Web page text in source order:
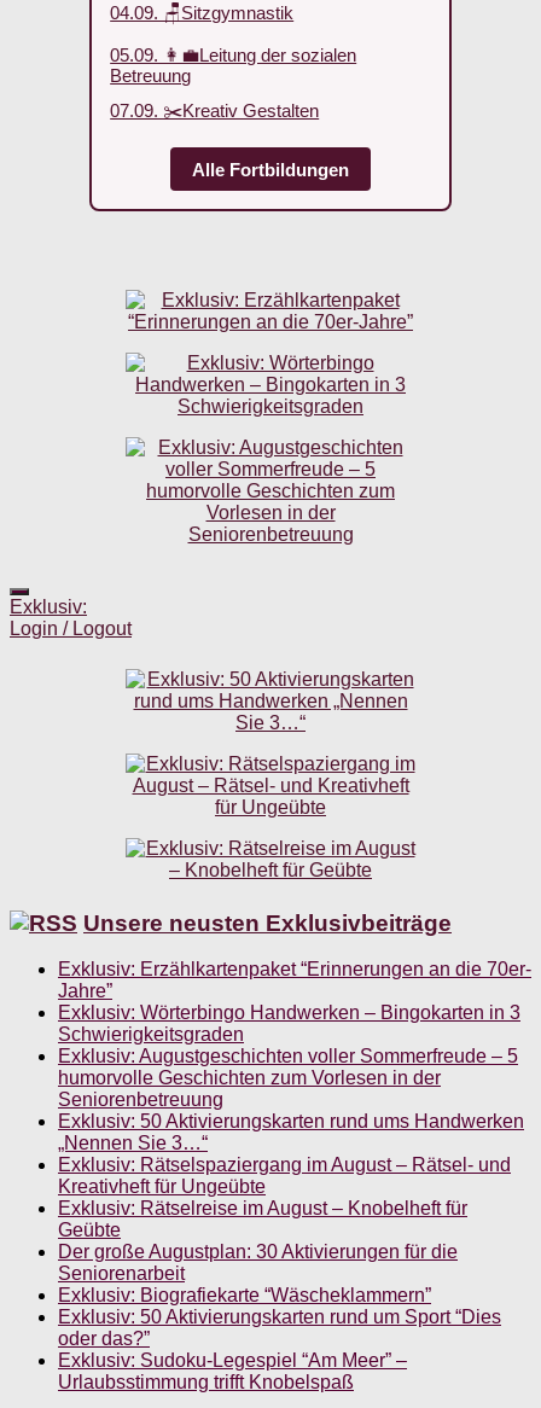
04.09. 🪑Sitzgymnastik
05.09. 👩‍💼Leitung der sozialen
Betreuung
07.09. ✂️Kreativ Gestalten
Alle Fortbildungen
Exklusiv:
Login / Logout
Unsere neusten Exklusivbeiträge
Exklusiv: Erzählkartenpaket “Erinnerungen an die 70er-
Jahre”
Exklusiv: Wörterbingo Handwerken – Bingokarten in 3
Schwierigkeitsgraden
Exklusiv: Augustgeschichten voller Sommerfreude – 5
humorvolle Geschichten zum Vorlesen in der
Seniorenbetreuung
Exklusiv: 50 Aktivierungskarten rund ums Handwerken
„Nennen Sie 3…“
Exklusiv: Rätselspaziergang im August – Rätsel- und
Kreativheft für Ungeübte
Exklusiv: Rätselreise im August – Knobelheft für
Geübte
Der große Augustplan: 30 Aktivierungen für die
Seniorenarbeit
Exklusiv: Biografiekarte “Wäscheklammern”
Exklusiv: 50 Aktivierungskarten rund um Sport “Dies
oder das?”
Exklusiv: Sudoku-Legespiel “Am Meer” –
Urlaubsstimmung trifft Knobelspaß